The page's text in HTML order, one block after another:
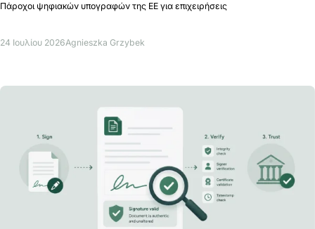
Πάροχοι ψηφιακών υπογραφών της ΕΕ για επιχειρήσεις
24 Ιουλίου 2026Agnieszka Grzybek